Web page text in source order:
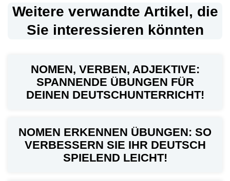
Weitere verwandte Artikel, die
Sie interessieren könnten
NOMEN, VERBEN, ADJEKTIVE:
SPANNENDE ÜBUNGEN FÜR
DEINEN DEUTSCHUNTERRICHT!
NOMEN ERKENNEN ÜBUNGEN: SO
VERBESSERN SIE IHR DEUTSCH
SPIELEND LEICHT!